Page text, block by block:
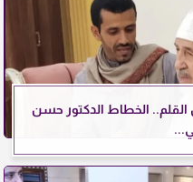
الخطاط الدكتور حسن